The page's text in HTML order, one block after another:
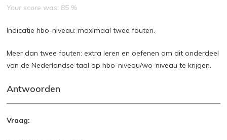
Your score was: 85 %
Indicatie hbo-niveau: maximaal twee fouten.
Meer dan twee fouten: extra leren en oefenen om dit onderdeel
van de Nederlandse taal op hbo-niveau/wo-niveau te krijgen.
Antwoorden
Vraag: